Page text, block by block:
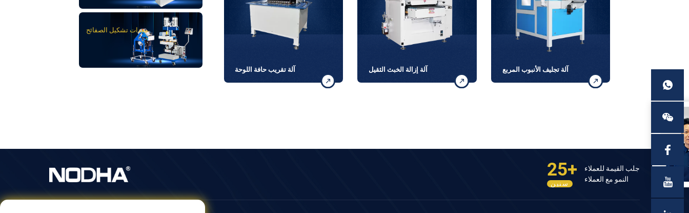
معدات تشكيل الصفائح
آلة تقريب حافة اللوحة آلة إزالة الخبث الثقيل آلة تجليف الأنبوب المربع
25+
سنين
جلب القيمة للعملاء
النمو مع العملاء